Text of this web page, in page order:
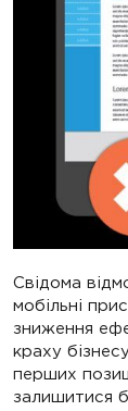
Свідома
мобільні
зниження
краху
перших
залишитися